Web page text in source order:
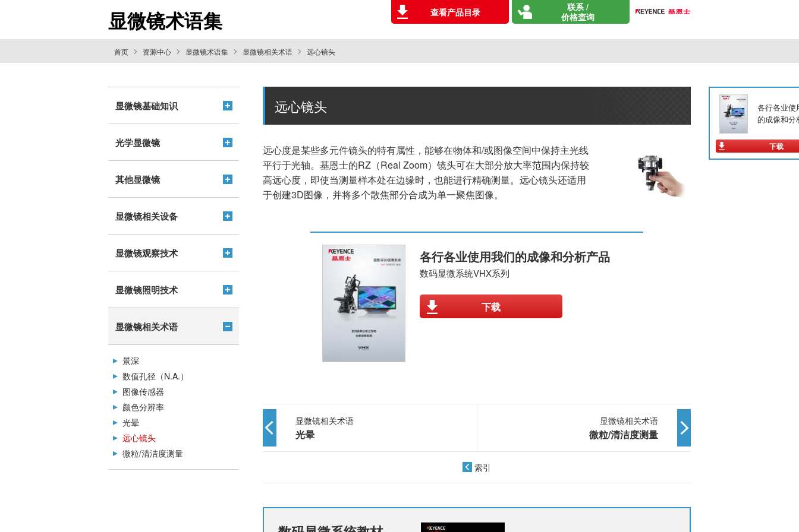
显微镜术语集 查看产品目录
联系 /
价格查询
首页 资源中心 显微镜术语集 显微镜相关术语 远心镜头
远心镜头
远心度是某些多元件镜头的特有属性，能够在物体和/或图像空间中保持主光线
平行于光轴。基恩士的RZ（Real Zoom）镜头可在大部分放大率范围内保持较
高远心度，即使当测量样本处在边缘时，也能进行精确测量。远心镜头还适用
于创建3D图像，并将多个散焦部分合成为单一聚焦图像。
各行各业使用我们的成像和分析产品
数码显微系统VHX系列
下载
显微镜相关术语
光晕
显微镜相关术语
微粒/清洁度测量
索引
显微镜基础知识
光学显微镜
其他显微镜
显微镜相关设备
显微镜观察技术
显微镜照明技术
显微镜相关术语
景深
数值孔径（N.A.）
图像传感器
颜色分辨率
光晕
远心镜头
微粒/清洁度测量
各行各业使
的成像和分
下载